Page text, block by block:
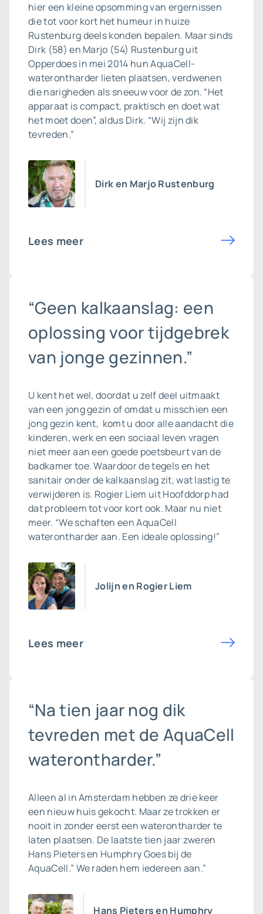
hier een kleine opsomming van ergernissen
die tot voor kort het humeur in huize
Rustenburg deels konden bepalen. Maar sinds
Dirk (58) en Marjo (54) Rustenburg uit
Opperdoes in mei 2014 hun AquaCell-
waterontharder lieten plaatsen, verdwenen
die narigheden als sneeuw voor de zon. “Het
apparaat is compact, praktisch en doet wat
het moet doen”, aldus Dirk. “Wij zijn dik
tevreden.”
Dirk en Marjo Rustenburg
Lees meer
“Geen kalkaanslag: een
oplossing voor tijdgebrek
van jonge gezinnen.”
U kent het wel, doordat u zelf deel uitmaakt
van een jong gezin of omdat u misschien een
jong gezin kent, komt u door alle aandacht die
kinderen, werk en een sociaal leven vragen
niet meer aan een goede poetsbeurt van de
badkamer toe. Waardoor de tegels en het
sanitair onder de kalkaanslag zit, wat lastig te
verwijderen is. Rogier Liem uit Hoofddorp had
dat probleem tot voor kort ook. Maar nu niet
meer. “We schaften een AquaCell
waterontharder aan. Een ideale oplossing!”
Jolijn en Rogier Liem
Lees meer
“Na tien jaar nog dik
tevreden met de AquaCell
waterontharder.”
Alleen al in Amsterdam hebben ze drie keer
een nieuw huis gekocht. Maar ze trokken er
nooit in zonder eerst een waterontharder te
laten plaatsen. De laatste tien jaar zweren
Hans Pieters en Humphry Goes bij de
AquaCell.” We raden hem iedereen aan.”
Hans Pieters en Humphry